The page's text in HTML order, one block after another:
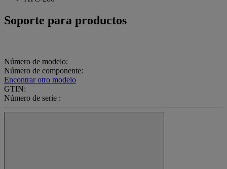
Soporte para productos
Número de modelo:
Número de componente:
Encontrar otro modelo
GTIN:
Número de serie :